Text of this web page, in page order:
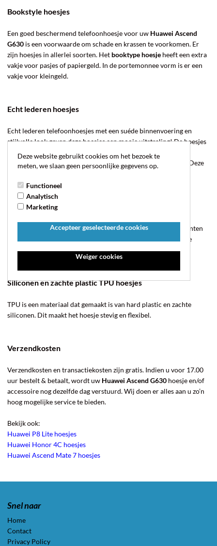
Bookstyle hoesjes
Een goed beschermend telefoonhoesje voor uw Huawei Ascend
G630 is een voorwaarde om schade en krassen te voorkomen. Er
zijn hoesjes in allerlei soorten. Het booktype hoesje heeft een extra
vakje voor pasjes of papiergeld. In de portemonnee vorm is er een
vakje voor kleingeld.
Echt lederen hoesjes
Echt lederen telefoonhoesjes met een suéde binnenvoering en
stijlvolle look geven deze hoesjes een mooie uitstraling! De hoesjes
zijn tevens voorzien van een magneetsluiting.
Hebt u pasjes en briefgeld die u bij uw telefoon wilt houden? Deze
Hardcase hoesjes
Hardcase hoesjes bieden bescherming aan de achter- en zijkanten
van uw telefoon. Deze telefoonhoesjes zijn gemaakt van harde
kunststof.
Siliconen en zachte plastic TPU hoesjes
TPU is een materiaal dat gemaakt is van hard plastic en zachte
siliconen. Dit maakt het hoesje stevig en flexibel.
Verzendkosten
Verzendkosten en transactiekosten zijn gratis. Indien u voor 17.00
uur bestelt & betaalt, wordt uw Huawei Ascend G630 hoesje en/of
accessoire nog dezelfde dag verstuurd. Wij doen er alles aan u zo’n
hoog mogelijke service te bieden.
Bekijk ook:
Huawei P8 Lite hoesjes
Huawei Honor 4C hoesjes
Huawei Ascend Mate 7 hoesjes
Snel naar
Home
Contact
Privacy Policy
Deze website gebruikt cookies om het bezoek te
meten, we slaan geen persoonlijke gegevens op.
Functioneel
Analytisch
Marketing
Accepteer geselecteerde cookies
Weiger cookies